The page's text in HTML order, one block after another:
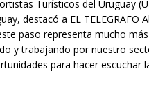
Turísticos del Uruguay
destacó a EL
paso representa mucho
y trabajando por nuestro
para hacer